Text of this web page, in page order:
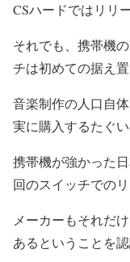
CSハードではリリ
それでも、携帯機
チは初めての据え
音楽制作の人口自
実に購入するたぐ
携帯機が強かった
回のスイッチでの
メーカーもそれだ
あるということを